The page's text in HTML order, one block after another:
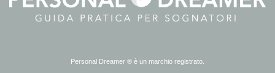
Personal Dreamer ® è un marchio registrato.